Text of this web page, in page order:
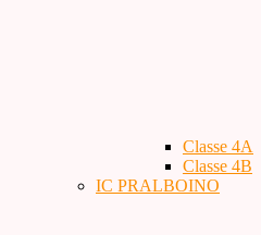
Classe 4A
Classe 4B
IC PRALBOINO